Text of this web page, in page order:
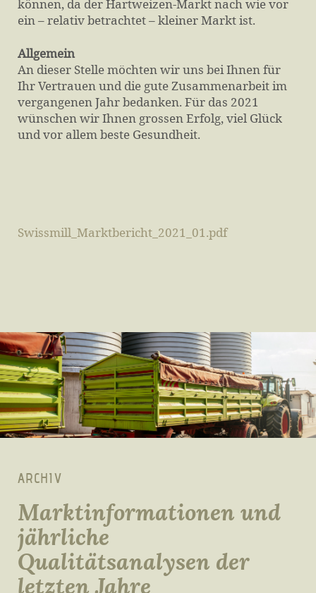
können, da der Hartweizen-Markt nach wie vor
ein – relativ betrachtet – kleiner Markt ist.
Allgemein
An dieser Stelle möchten wir uns bei Ihnen für
Ihr Vertrauen und die gute Zusammenarbeit im
vergangenen Jahr bedanken. Für das 2021
wünschen wir Ihnen grossen Erfolg, viel Glück
und vor allem beste Gesundheit.
Swissmill_Marktbericht_2021_01.pdf
ARCHIV
Marktinformationen und
jährliche
Qualitätsanalysen der
letzten Jahre